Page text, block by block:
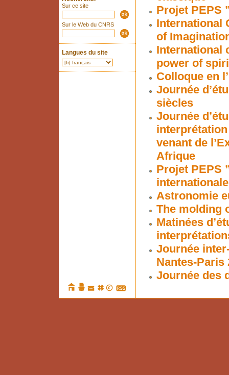
Sur ce site
Sur le Web du CNRS
Langues du site
Projet PEPS
International
of
International
power of
Colloque en
Journée
siècles
Journée
venant de
Afrique
Projet PEPS
internationale
Astronomie
The molding
Matinées
Journée
Nantes-Paris
Journée des